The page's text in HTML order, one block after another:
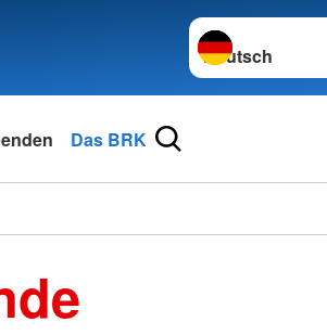
Sprache wechseln
Das BRK